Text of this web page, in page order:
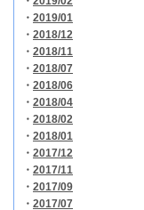
・ 2019/01
・ 2018/12
・ 2018/11
・ 2018/07
・ 2018/06
・ 2018/04
・ 2018/02
・ 2018/01
・ 2017/12
・ 2017/11
・ 2017/09
・ 2017/07